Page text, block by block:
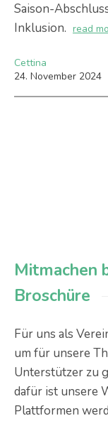
Saison-
Inklusion. read
Cettina
24. November 2024
Mitmachen
Broschüre
Für uns als
um für unsere
Unterstützer zu
dafür ist unsere
Plattformen